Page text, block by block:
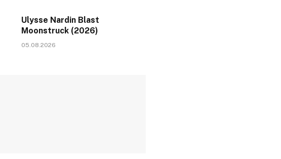
Ulysse Nardin Blast
Moonstruck (2026)
05.08.2026